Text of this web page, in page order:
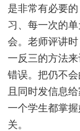
是非常有必要
习、每一次的
会。老师评讲
一反三的方法
错误。把仍不
且同时发信息
一个学生都掌
关。